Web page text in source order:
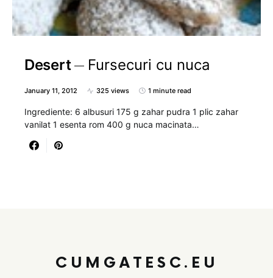
Desert Fursecuri cu nuca
January 11, 2012 325 views 1 minute read
Ingrediente: 6 albusuri 175 g zahar pudra 1 plic zahar
vanilat 1 esenta rom 400 g nuca macinata…
CUMGATESC.EU